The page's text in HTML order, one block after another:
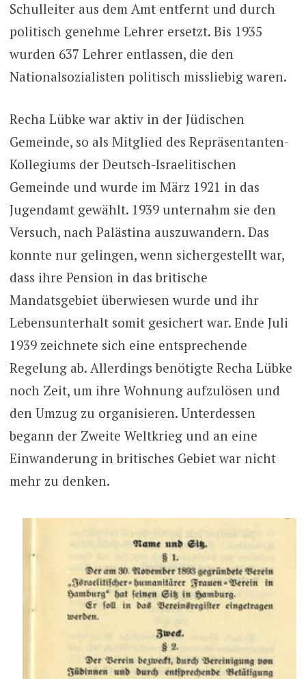
Schulleiter aus dem Amt entfernt und durch
politisch genehme Lehrer ersetzt. Bis 1935
wurden 637 Lehrer entlassen, die den
Nationalsozialisten politisch missliebig waren.
Recha Lübke war aktiv in der Jüdischen
Gemeinde, so als Mitglied des Repräsentanten-
Kollegiums der Deutsch-Israelitischen
Gemeinde und wurde im März 1921 in das
Jugendamt gewählt. 1939 unternahm sie den
Versuch, nach Palästina auszuwandern. Das
konnte nur gelingen, wenn sichergestellt war,
dass ihre Pension in das britische
Mandatsgebiet überwiesen wurde und ihr
Lebensunterhalt somit gesichert war. Ende Juli
1939 zeichnete sich eine entsprechende
Regelung ab. Allerdings benötigte Recha Lübke
noch Zeit, um ihre Wohnung aufzulösen und
den Umzug zu organisieren. Unterdessen
begann der Zweite Weltkrieg und an eine
Einwanderung in britisches Gebiet war nicht
mehr zu denken.